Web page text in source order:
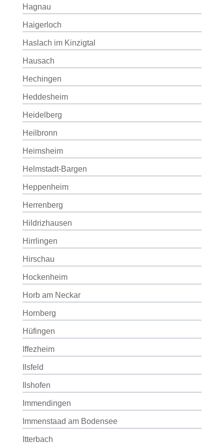
Hagnau
Haigerloch
Haslach im Kinzigtal
Hausach
Hechingen
Heddesheim
Heidelberg
Heilbronn
Heimsheim
Helmstadt-Bargen
Heppenheim
Herrenberg
Hildrizhausen
Hirrlingen
Hirschau
Hockenheim
Horb am Neckar
Hornberg
Hüfingen
Iffezheim
Ilsfeld
Ilshofen
Immendingen
Immenstaad am Bodensee
Itterbach